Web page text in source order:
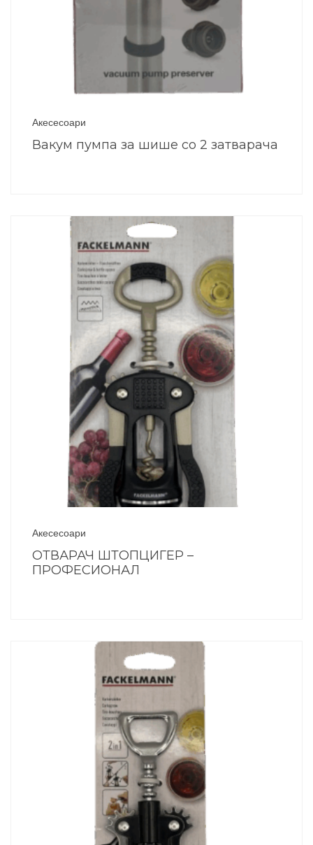
Акесесоари
Вакум пумпа за шише со 2 затварача
Акесесоари
ОТВАРАЧ ШТОПЦИГЕР –
ПРОФЕСИОНАЛ